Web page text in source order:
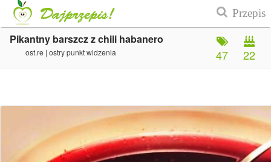
Pikantny barszcz z chili habanero
ost.re | ostry punkt widzenia 22
47